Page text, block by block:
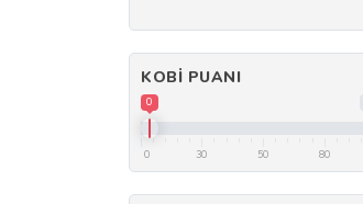
KOBI PUANI
0
0 30 50 80